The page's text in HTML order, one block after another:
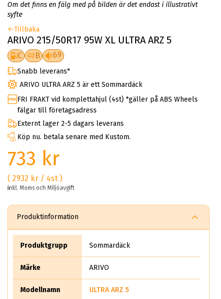
Om det finns en fälg med på bilden är det endast i illustrativt
syfte
Tillbaka
ARIVO 215/50R17 95W XL ULTRA ARZ 5
C B 69
Snabb leverans*
ARIVO ULTRA ARZ 5 är ett Sommardäck
FRI FRAKT vid komplettahjul (4st) *gäller på ABS Wheels
fälgar till företagsadress
Externt lager 2-5 dagars leverans
Köp nu. betala senare med Kustom.
733 kr
( 2932 kr / 4st )
inkl. Moms och Miljöavgift
Produktinformation
Produktgrupp Sommardäck
Märke ARIVO
Modellnamn ULTRA ARZ 5